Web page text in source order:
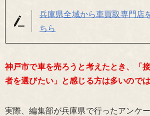
兵庫県全域から車買取専門店
ちら
神戸市で車を売ろうと考えたとき、「
者を選びたい」と感じる方は多いので
実際、編集部が兵庫県で行ったアンケー